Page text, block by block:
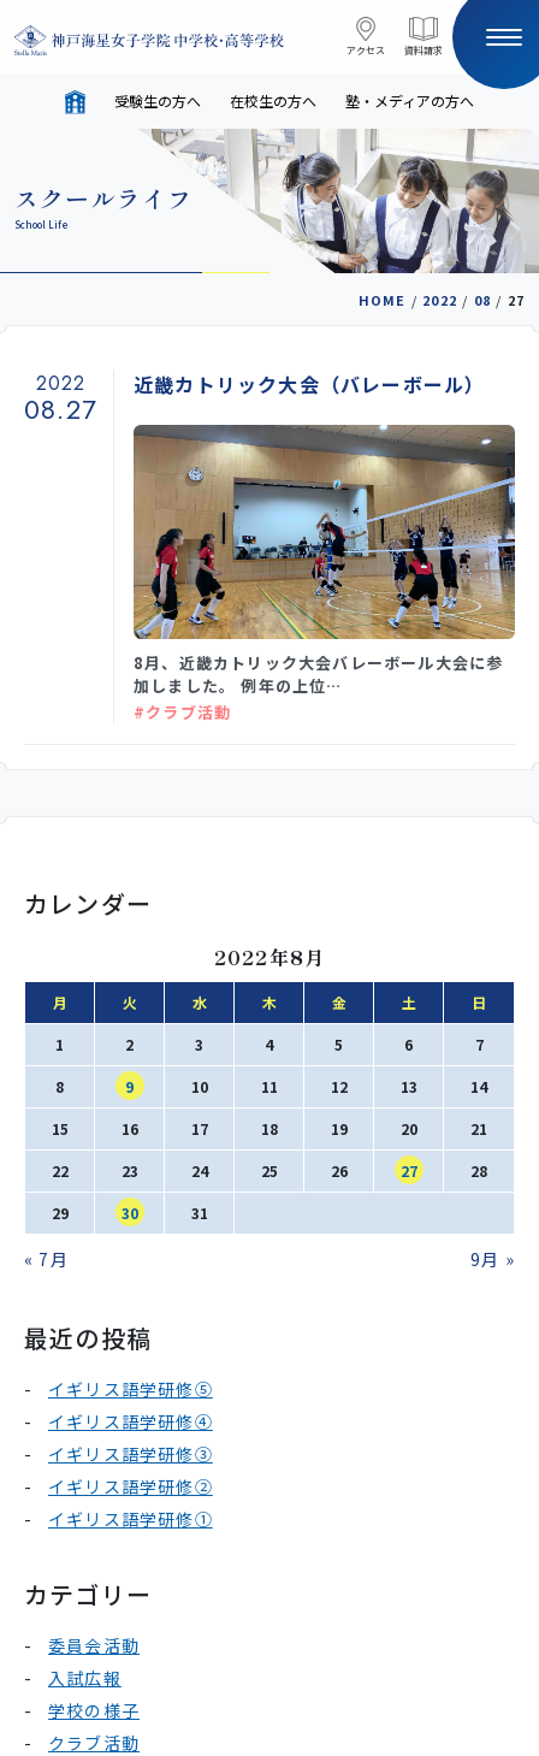
アクセス 資料請求
アクセス 資料請求
HOME
在校生の方へ
利用規約・免責事項 個人情報保護方針
SNS運用ポリシー 学校いじめ防止基本方針
受験生の方へ 在校生の方へ 塾・メディアの方へ
スクールライフ
School Life
HOME / 2022 / 08 / 27
2022
08.27
近畿カトリック大会（バレーボール）
8月、近畿カトリック大会バレーボール大会に参
加しました。 例年の上位…
#クラブ活動
カレンダー
2022年8月
月 火 水 木 金 土 日
1 2 3 4 5 6 7
8 9 10 11 12 13 14
15 16 17 18 19 20 21
22 23 24 25 26 27 28
29 30 31
« 7月 9月 »
最近の投稿
イギリス語学研修⑤
イギリス語学研修④
イギリス語学研修③
イギリス語学研修②
イギリス語学研修①
カテゴリー
委員会活動
入試広報
学校の様子
クラブ活動